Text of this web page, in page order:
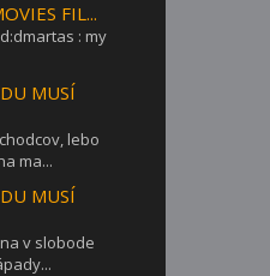
FIL...
: my
MUSÍ
lebo
ma...
MUSÍ
v slobode